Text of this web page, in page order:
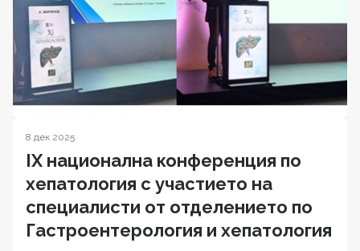
8 дек 2025
IХ национална конференция по
хепатология с участието на
специалисти от отделението по
Гастроентерология и хепатология